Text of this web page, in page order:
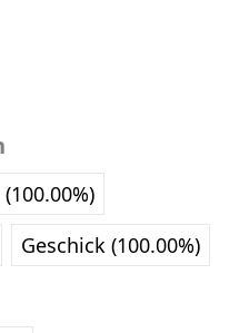
Geschick (100.00%)